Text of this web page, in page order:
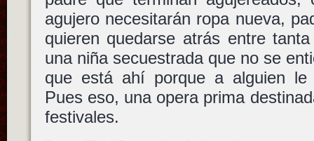
agujero necesitarán ropa nueva,
quieren quedarse atrás entre
una niña secuestrada que no se
que está ahí porque a alguien le
Pues eso, una opera prima
festivales.